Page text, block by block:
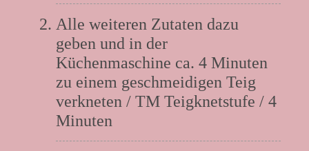
Alle weiteren Zutaten dazu
geben und in der
Küchenmaschine ca. 4 Minuten
zu einem geschmeidigen Teig
verkneten / TM Teigknetstufe / 4
Minuten